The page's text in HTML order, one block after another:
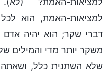
למציאות-האמת?
למציאות-האמת, הוא
דברי שקר; הוא יהיה
משקר יותר מדי והמילים
שלא השתנית כלל,